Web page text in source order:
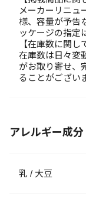
メーカーリニュ
様、容量が予告
ッケージの指定
【在庫数に関し
在庫数は日々変
がお取り寄せ、
ることがござい
アレルギー成分
乳 / 大豆